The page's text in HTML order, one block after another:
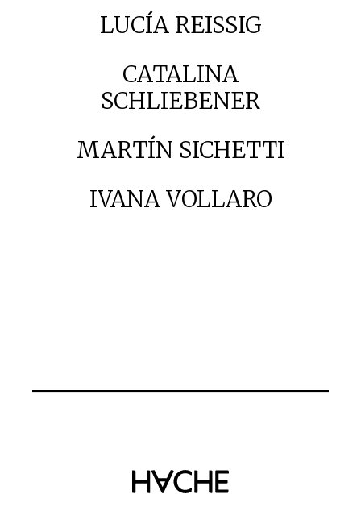
LUCÍA REISSIG
CATALINA
SCHLIEBENER
MARTÍN SICHETTI
IVANA VOLLARO